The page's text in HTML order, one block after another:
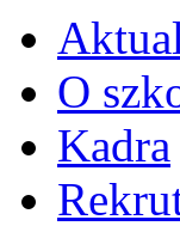
O
Kadra